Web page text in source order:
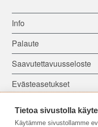
Info
Palaute
Saavutettavuusseloste
Evästeasetukset
Seuraa meitä:
Tietoa sivustolla
Käytämme sivustollamme